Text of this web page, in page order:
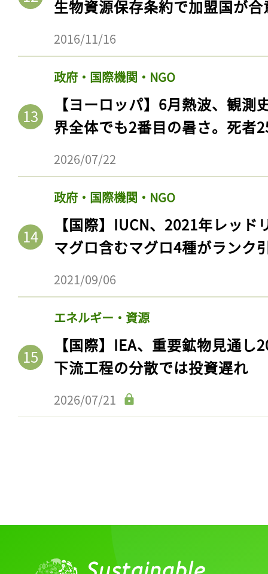
生物資源保存条約で加盟国が合
2016/11/16
政府・国際機関・NGO
【ヨーロッパ】6月熱波、観
界全体でも2番目の暑さ。死者
2026/07/22
政府・国際機関・NGO
【国際】IUCN、2021年レッ
マグロ含むマグロ4種がランク
2021/09/06
エネルギー・資源
【国際】IEA、重要鉱物見通
下流工程の分散では投資遅れ
2026/07/21
記事をお気に入りに
ログインが必
会員登録